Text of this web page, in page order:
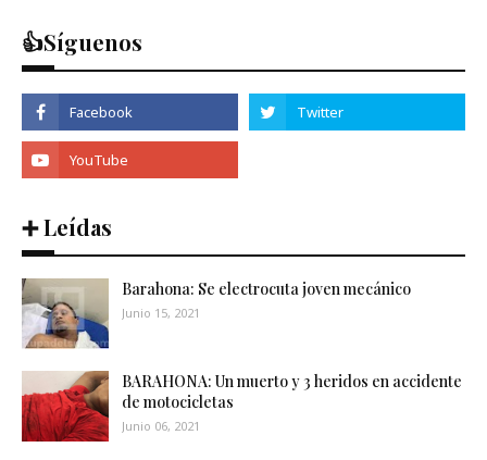
👍Síguenos
➕ Leídas
Barahona: Se electrocuta joven mecánico
Junio 15, 2021
BARAHONA: Un muerto y 3 heridos en accidente
de motocicletas
Junio 06, 2021